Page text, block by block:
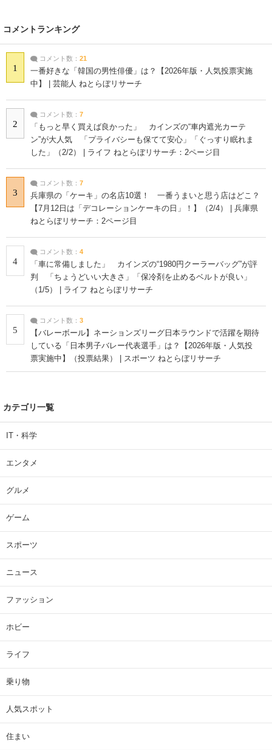
コメントランキング
1
コメント数： 21
一番好きな「韓国の男性俳優」は？【2026年版・人気投票実施
中】 | 芸能人 ねとらぼリサーチ
2
コメント数： 7
「もっと早く買えば良かった」 カインズの“車内遮光カーテ
ン”が大人気 「プライバシーも保てて安心」「ぐっすり眠れま
した」（2/2） | ライフ ねとらぼリサーチ：2ページ目
3
コメント数： 7
兵庫県の「ケーキ」の名店10選！ 一番うまいと思う店はどこ？
【7月12日は「デコレーションケーキの日」！】（2/4） | 兵庫県
ねとらぼリサーチ：2ページ目
4
コメント数： 4
「車に常備しました」 カインズの“1980円クーラーバッグ”が評
判 「ちょうどいい大きさ」「保冷剤を止めるベルトが良い」
（1/5） | ライフ ねとらぼリサーチ
5
コメント数： 3
【バレーボール】ネーションズリーグ日本ラウンドで活躍を期待
している「日本男子バレー代表選手」は？【2026年版・人気投
票実施中】（投票結果） | スポーツ ねとらぼリサーチ
カテゴリ一覧
IT・科学
エンタメ
グルメ
ゲーム
スポーツ
ニュース
ファッション
ホビー
ライフ
乗り物
人気スポット
住まい